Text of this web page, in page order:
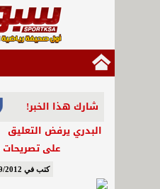
شارك هذا الخبر!
البدري يرفض التعليق
على
كتب في 18/09/2012 - 3:06 م